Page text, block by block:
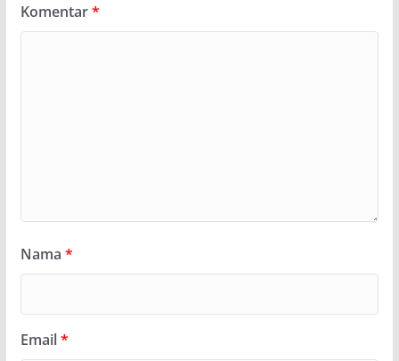
Komentar*
Nama *
Email*